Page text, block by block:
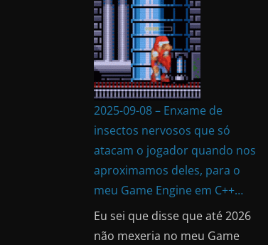
2025-09-08 – Enxame de
insectos nervosos que só
atacam o jogador quando nos
aproximamos deles, para o
meu Game Engine em C++…
Eu sei que disse que até 2026
não mexeria no meu Game